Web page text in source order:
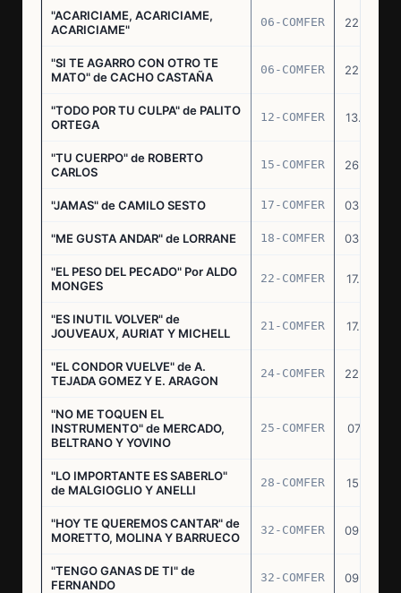
"ACARICIAME, ACARICIAME,
ACARICIAME"
06-COMFER 22.04.76
"SI TE AGARRO CON OTRO TE
MATO" de CACHO CASTAÑA
06-COMFER 22.04.76
"TODO POR TU CULPA" de PALITO
ORTEGA
12-COMFER 13.05.76
"TU CUERPO" de ROBERTO
CARLOS
15-COMFER 26.05.76
"JAMAS" de CAMILO SESTO 17-COMFER 03.06.76
"ME GUSTA ANDAR" de LORRANE 18-COMFER 03.06.76
"EL PESO DEL PECADO" Por ALDO
MONGES
22-COMFER 17.06.76
"ES INUTIL VOLVER" de
JOUVEAUX, AURIAT Y MICHELL
21-COMFER 17.06.76
"EL CONDOR VUELVE" de A.
TEJADA GOMEZ Y E. ARAGON
24-COMFER 22.06.76
"NO ME TOQUEN EL
INSTRUMENTO" de MERCADO,
BELTRANO Y YOVINO
25-COMFER 07.07.76
"LO IMPORTANTE ES SABERLO"
de MALGIOGLIO Y ANELLI
28-COMFER 15.07.76
"HOY TE QUEREMOS CANTAR" de
MORETTO, MOLINA Y BARRUECO
32-COMFER 09.09.76
"TENGO GANAS DE TI" de
FERNANDO
32-COMFER 09.09.76